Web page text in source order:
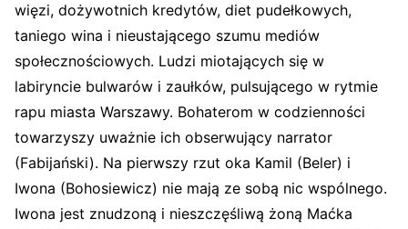
więzi, dożywotnich kredytów, diet pudełkowych,
taniego wina i nieustającego szumu mediów
społecznościowych. Ludzi miotających się w
labiryncie bulwarów i zaułków, pulsującego w rytmie
rapu miasta Warszawy. Bohaterom w codzienności
towarzyszy uważnie ich obserwujący narrator
(Fabijański). Na pierwszy rzut oka Kamil (Beler) i
Iwona (Bohosiewicz) nie mają ze sobą nic wspólnego.
Iwona jest znudzoną i nieszczęśliwą żoną Maćka